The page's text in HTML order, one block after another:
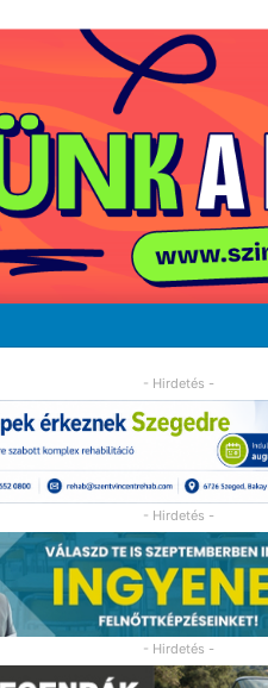
- Hirdetés -
- Hirdetés -
- Hirdetés -